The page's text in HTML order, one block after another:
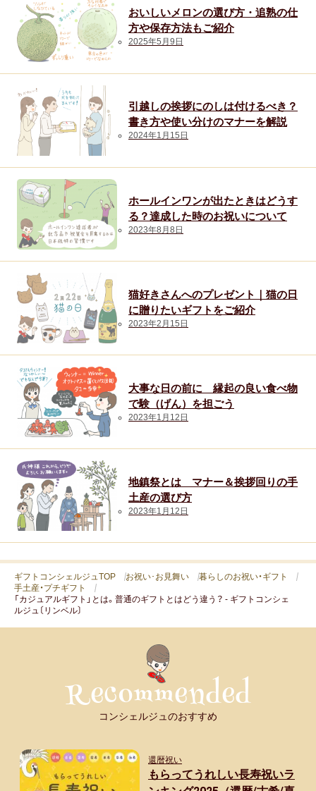
注目カテゴリ
おいしいメロンの選び方・追熟の仕
方や保存方法もご紹介
2025年5月9日
引越しの挨拶にのしは付けるべき？
書き方や使い分けのマナーを解説
2024年1月15日
ホールインワンが出たときはどうす
る？達成した時のお祝いについて
2023年8月8日
猫好きさんへのプレゼント｜猫の日
に贈りたいギフトをご紹介
2023年2月15日
大事な日の前に 縁起の良い食べ物
で験（げん）を担ごう
2023年1月12日
地鎮祭とは マナー＆挨拶回りの手
土産の選び方
2023年1月12日
ギフトコンシェルジュTOP お祝い･お見舞い
暮らしのお祝い・ギフト
手土産・プチギフト
「カジュアルギフト」とは。普通のギフトとはどう違う？ - ギフトコンシェ
ルジュ〔リンベル〕
コンシェルジュのおすすめ
還暦祝い
もらってうれしい長寿祝いラ